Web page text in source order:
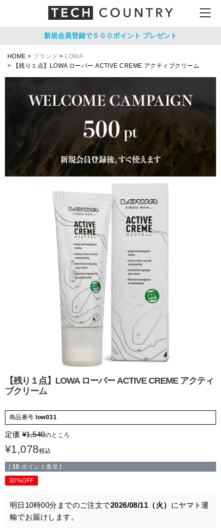
新規会員登録で５００ポイント プレゼント
HOME ブランド
LOWA
【残り１点】LOWA ローバー ACTIVE CREME アクティブクリーム
【残り１点】LOWA ローバー ACTIVE CREME アクティ
ブクリーム
商品番号 low031
定価 ¥1,540のところ
¥1,078税込
[ 10 ポイント進呈 ]
30%OFF
明日 10時00分 までのご注文で2026/08/11（火） にヤマト運
輸でお届けします。